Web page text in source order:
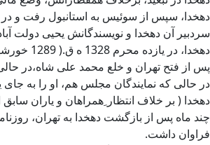
دهخدا، سپس از سوئیس به استانبول رفت و در
سردبیر آن دهخدا و نویسندگانش یحیی دولت
دهخدا، در یازده محرم 1328 ه ق.( 1289 خورشیدی) به تهران باز گشت.
پس از فتح تهران و خلع محمد علی شاه،در
در حالی که نمایندگان مجلس هم، او را به
دهخدا ( بر خلاف انتظار ِهمراهان و یاران
چند ماه پس از بازگشت دهخدا به تهران،
فراوان داشت.